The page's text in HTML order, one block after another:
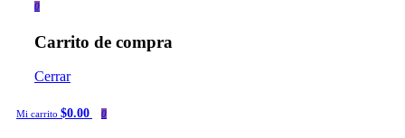
0
Carrito de compra
Cerrar
Mi carrito $0.00 0